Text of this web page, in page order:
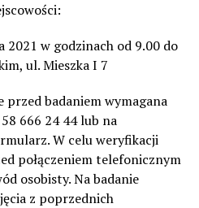
w godzinach od 9.00 do
ul. Mieszka I 7
badaniem wymagana
666 24 44 lub na
W celu weryfikacji
połączeniem telefonicznym
osobisty. Na badanie
z poprzednich